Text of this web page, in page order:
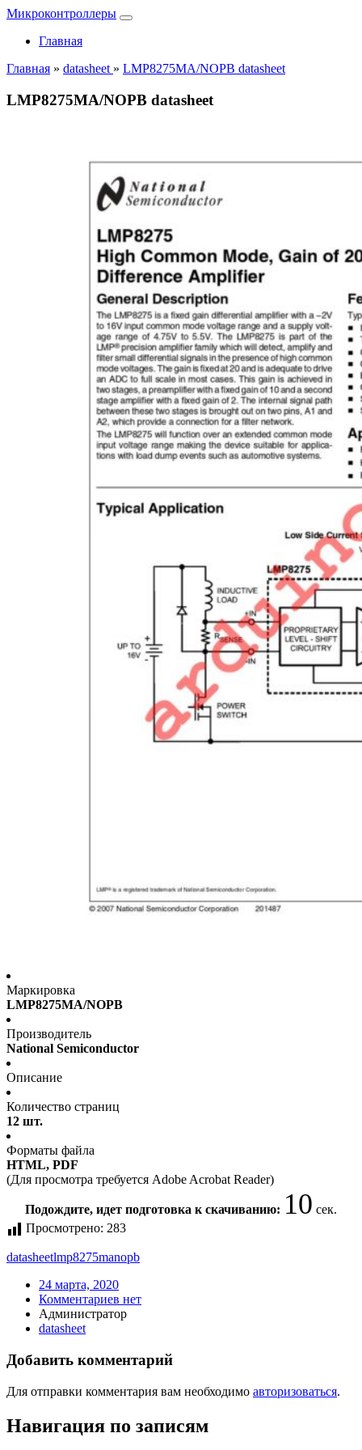
Микроконтроллеры
Главная
Главная » datasheet » LMP8275MA/NOPB datasheet
LMP8275MA/NOPB datasheet
Маркировка
LMP8275MA/NOPB
Производитель
National Semiconductor
Описание
Количество страниц
12 шт.
Форматы файла
HTML, PDF
(Для просмотра требуется Adobe Acrobat Reader)
Подождите, идет подготовка к скачиванию: 10 сек.
Просмотрено: 283
datasheetlmp8275manopb
24 марта, 2020
Комментариев нет
Администратор
datasheet
Добавить комментарий
Для отправки комментария вам необходимо авторизоваться.
Навигация по записям